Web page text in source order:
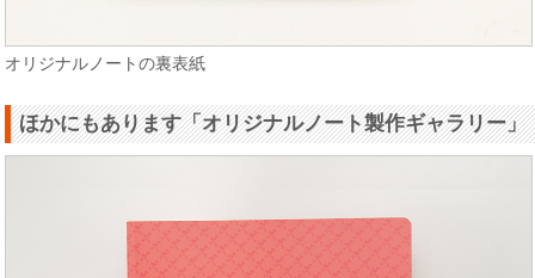
オリジナルノートの裏表紙
ほかにもあります「オリジナルノート製作ギャラリー」